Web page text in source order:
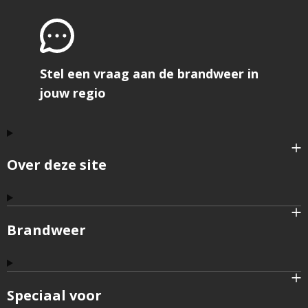
Over deze site
Brandweer
Speciaal voor
Stel een vraag aan de brandweer in
jouw regio